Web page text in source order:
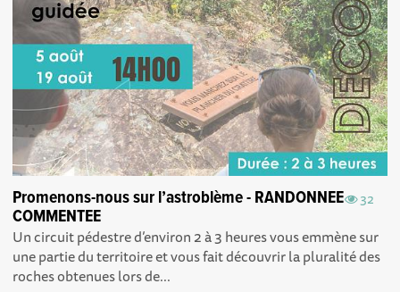
32
Promenons-nous sur l’astroblème - RANDONNEE
COMMENTEE
Un circuit pédestre d’environ 2 à 3 heures vous emmène sur
une partie du territoire et vous fait découvrir la pluralité des
roches obtenues lors de...